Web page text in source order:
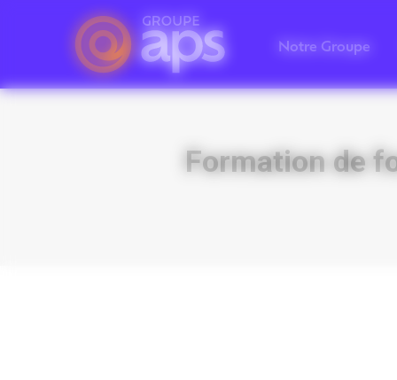
Notre Groupe
Formation de
Panneau de gestion des cookies